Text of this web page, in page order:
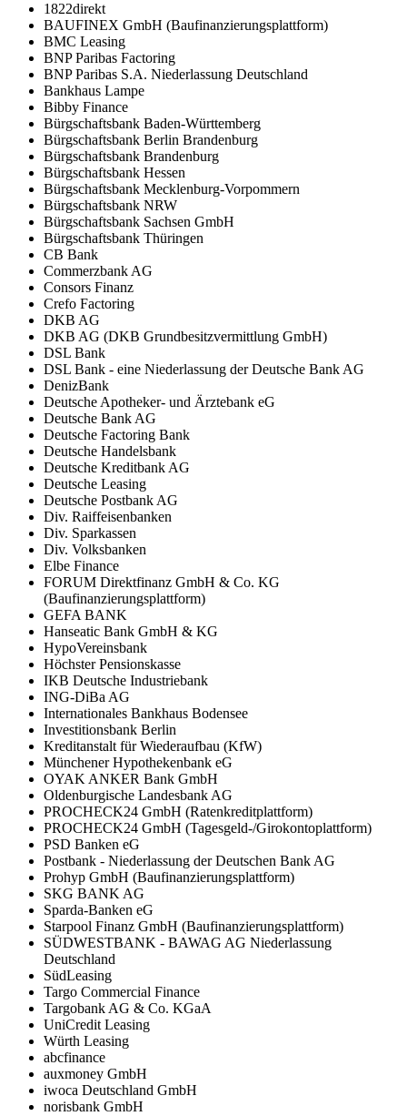
1822direkt
BAUFINEX GmbH (Baufinanzierungsplattform)
BMC Leasing
BNP Paribas Factoring
BNP Paribas S.A. Niederlassung Deutschland
Bankhaus Lampe
Bibby Finance
Bürgschaftsbank Baden-Württemberg
Bürgschaftsbank Berlin Brandenburg
Bürgschaftsbank Brandenburg
Bürgschaftsbank Hessen
Bürgschaftsbank Mecklenburg-Vorpommern
Bürgschaftsbank NRW
Bürgschaftsbank Sachsen GmbH
Bürgschaftsbank Thüringen
CB Bank
Commerzbank AG
Consors Finanz
Crefo Factoring
DKB AG
DKB AG (DKB Grundbesitzvermittlung GmbH)
DSL Bank
DSL Bank - eine Niederlassung der Deutsche Bank AG
DenizBank
Deutsche Apotheker- und Ärztebank eG
Deutsche Bank AG
Deutsche Factoring Bank
Deutsche Handelsbank
Deutsche Kreditbank AG
Deutsche Leasing
Deutsche Postbank AG
Div. Raiffeisenbanken
Div. Sparkassen
Div. Volksbanken
Elbe Finance
FORUM Direktfinanz GmbH & Co. KG
(Baufinanzierungsplattform)
GEFA BANK
Hanseatic Bank GmbH & KG
HypoVereinsbank
Höchster Pensionskasse
IKB Deutsche Industriebank
ING-DiBa AG
Internationales Bankhaus Bodensee
Investitionsbank Berlin
Kreditanstalt für Wiederaufbau (KfW)
Münchener Hypothekenbank eG
OYAK ANKER Bank GmbH
Oldenburgische Landesbank AG
PROCHECK24 GmbH (Ratenkreditplattform)
PROCHECK24 GmbH (Tagesgeld-/Girokontoplattform)
PSD Banken eG
Postbank - Niederlassung der Deutschen Bank AG
Prohyp GmbH (Baufinanzierungsplattform)
SKG BANK AG
Sparda-Banken eG
Starpool Finanz GmbH (Baufinanzierungsplattform)
SÜDWESTBANK - BAWAG AG Niederlassung
Deutschland
SüdLeasing
Targo Commercial Finance
Targobank AG & Co. KGaA
UniCredit Leasing
Würth Leasing
abcfinance
auxmoney GmbH
iwoca Deutschland GmbH
norisbank GmbH